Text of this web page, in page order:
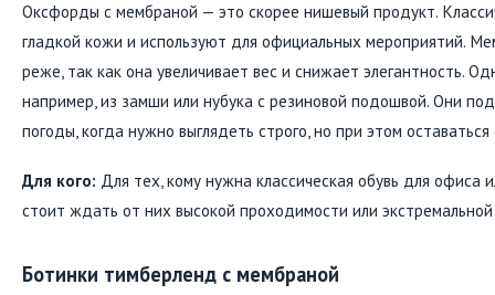
Оксфорды с мембраной — это скорее нишевый продукт.
гладкой кожи и используют для официальных мероприятий.
реже, так как она увеличивает вес и снижает элегантность.
например, из замши или нубука с резиновой подошвой. Они
погоды, когда нужно выглядеть строго, но при этом оставаться
Для кого: Для тех, кому нужна классическая обувь для офиса
стоит ждать от них высокой проходимости или
Ботинки тимберленд с мембраной